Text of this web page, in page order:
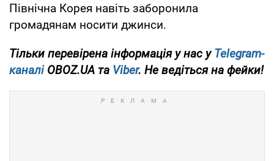
Північна Корея навіть заборонила
громадянам носити джинси.
Тільки перевірена інформація у нас уTelegram-
каналіOBOZ.UA та Viber. Не ведіться на фейки!